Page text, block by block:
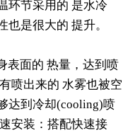
环节采用的 是水冷
是很大的 提升。
表面的 热量，达到喷
喷出来的 水雾也被空
达到冷却(cooling)喷
安装：搭配快速接